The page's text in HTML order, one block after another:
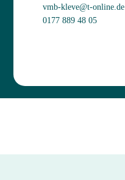
vmb-kleve@t-online.de
0177 889 48 05